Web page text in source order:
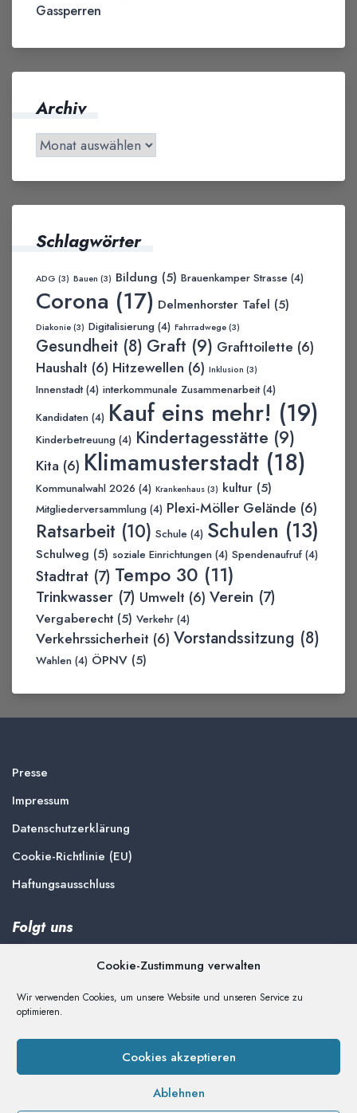
Cookie-Zustimmung verwalten
Wir verwenden Cookies, um unsere Website und unseren Service zu
optimieren.
Cookies akzeptieren
Ablehnen
Gassperren
Archiv
Schlagwörter
ADG (3) Bauen (3) Bildung (5) Brauenkamper Strasse (4)
Corona (17) Delmenhorster Tafel (5)
Diakonie (3) Digitalisierung (4) Fahrradwege (3)
Gesundheit (8) Graft (9) Grafttoilette (6)
Haushalt (6) Hitzewellen (6) Inklusion (3)
Innenstadt(4) interkommunale Zusammenarbeit(4)
Kandidaten (4) Kauf eins mehr! (19)
Kinderbetreuung (4) Kindertagesstätte (9)
Kita (6) Klimamusterstadt (18)
Kommunalwahl 2026 (4) Krankenhaus (3) kultur (5)
Mitgliederversammlung (4) Plexi-Möller Gelände (6)
Ratsarbeit (10) Schule (4) Schulen (13)
Schulweg (5) soziale Einrichtungen (4) Spendenaufruf (4)
Stadtrat (7) Tempo 30 (11)
Trinkwasser (7) Umwelt (6) Verein (7)
Vergaberecht (5) Verkehr (4)
Verkehrssicherheit (6) Vorstandssitzung (8)
Wahlen (4) ÖPNV (5)
Presse
Impressum
Datenschutzerklärung
Cookie-Richtlinie (EU)
Haftungsausschluss
Folgt uns
Spenden
Unterstützen Sie die Arbeit der Delmenhorster Liste